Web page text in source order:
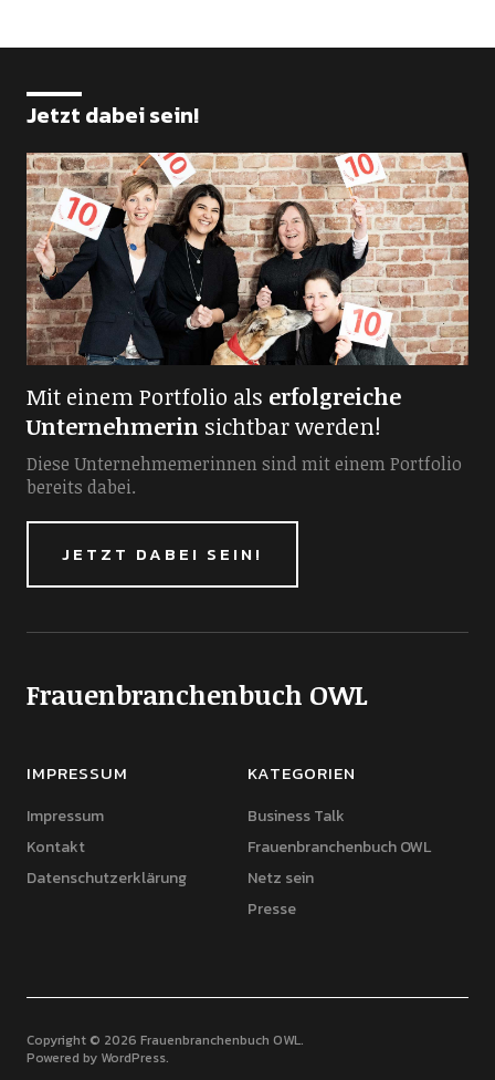
Jetzt dabei sein!
Mit einem Portfolio als erfolgreiche
Unternehmerinsichtbar werden!
Diese Unternehmemerinnen sind mit einem Portfolio
bereits dabei.
JETZT DABEI SEIN!
Frauenbranchenbuch OWL
IMPRESSUM
Impressum
Kontakt
Datenschutzerklärung
KATEGORIEN
Business Talk
Frauenbranchenbuch OWL
Netz sein
Presse
Copyright © 2026 Frauenbranchenbuch OWL
Powered by WordPress